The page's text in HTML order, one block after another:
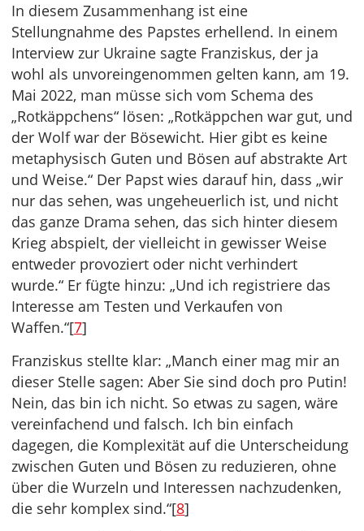
In diesem Zusammenhang ist eine
Stellungnahme des Papstes erhellend. In einem
Interview zur Ukraine sagte Franziskus, der ja
wohl als unvoreingenommen gelten kann, am 19.
Mai 2022, man müsse sich vom Schema des
„Rotkäppchens“ lösen: „Rotkäppchen war gut, und
der Wolf war der Bösewicht. Hier gibt es keine
metaphysisch Guten und Bösen auf abstrakte Art
und Weise.“ Der Papst wies darauf hin, dass „wir
nur das sehen, was ungeheuerlich ist, und nicht
das ganze Drama sehen, das sich hinter diesem
Krieg abspielt, der vielleicht in gewisser Weise
entweder provoziert oder nicht verhindert
wurde.“ Er fügte hinzu: „Und ich registriere das
Interesse am Testen und Verkaufen von
Waffen.“[7]
Franziskus stellte klar: „Manch einer mag mir an
dieser Stelle sagen: Aber Sie sind doch pro Putin!
Nein, das bin ich nicht. So etwas zu sagen, wäre
vereinfachend und falsch. Ich bin einfach
dagegen, die Komplexität auf die Unterscheidung
zwischen Guten und Bösen zu reduzieren, ohne
über die Wurzeln und Interessen nachzudenken,
die sehr komplex sind.“[8]